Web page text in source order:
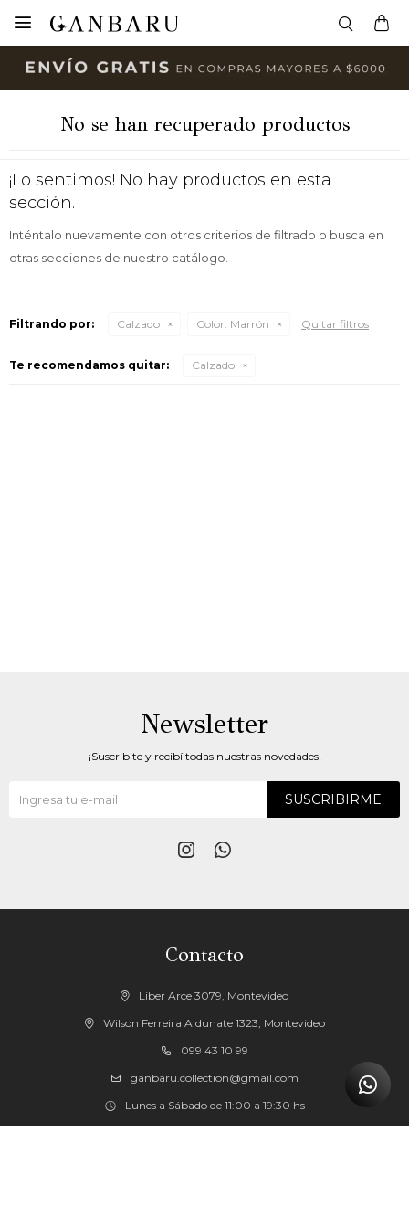

No se han recuperado productos
¡Lo sentimos! No hay productos en esta
sección.
Inténtalo nuevamente con otros criterios de filtrado o busca en
otras secciones de nuestro catálogo.
Filtrando por: Calzado Color: Marrón Quitar filtros
Te recomendamos quitar: Calzado
Contacto
Liber Arce 3079, Montevideo
Wilson Ferreira Aldunate 1323, Montevideo
099 43 10 99
ganbaru.collection@gmail.com
Lunes a Sábado de 11:00 a 19:30 hs
Newsletter
¡Suscribite y recibí todas nuestras novedades!
SUSCRIBIRME
 